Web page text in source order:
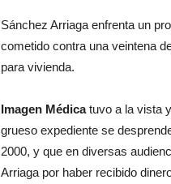
Sánchez Arriaga enfrenta un
cometido contra una veintena
para vivienda.
Imagen Médicatuvo a la vista
grueso expediente se
2000, y que en diversas
Arriaga por haber recibido